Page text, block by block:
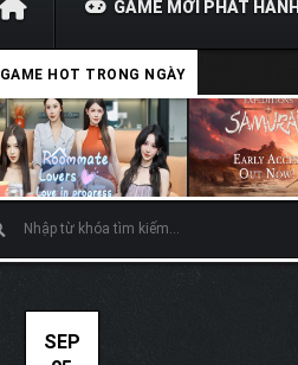
GAME MỚI PHÁT HÀNH
GAME HOT TRONG NGÀY
SEP